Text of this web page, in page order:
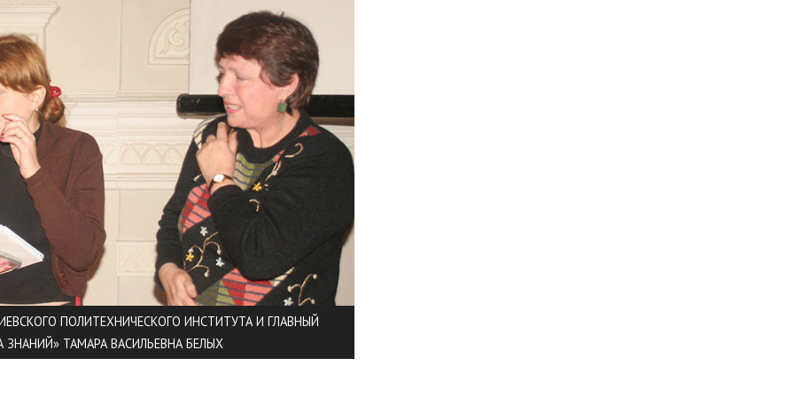
ПОЛИТЕХНИЧЕСКОГО ИНСТИТУТА И ГЛАВНЫЙ
ТАМАРА ВАСИЛЬЕВНА БЕЛЫХ
БОЛЬШОГО ПУТИ